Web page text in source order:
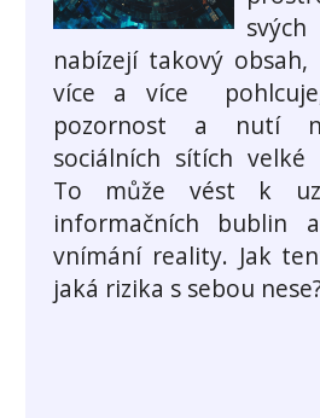
nabízejí takový
více a více
pozornost a nutí
sociálních sítích velké
To může vést k
informačních bublin
vnímání reality. Jak
jaká rizika s sebou